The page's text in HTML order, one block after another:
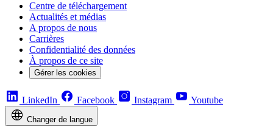
Centre de téléchargement
Actualités et médias
A propos de nous
Carrières
Confidentialité des données
À propos de ce site
Gérer les cookies
LinkedIn Facebook Instagram Youtube
Changer de langue